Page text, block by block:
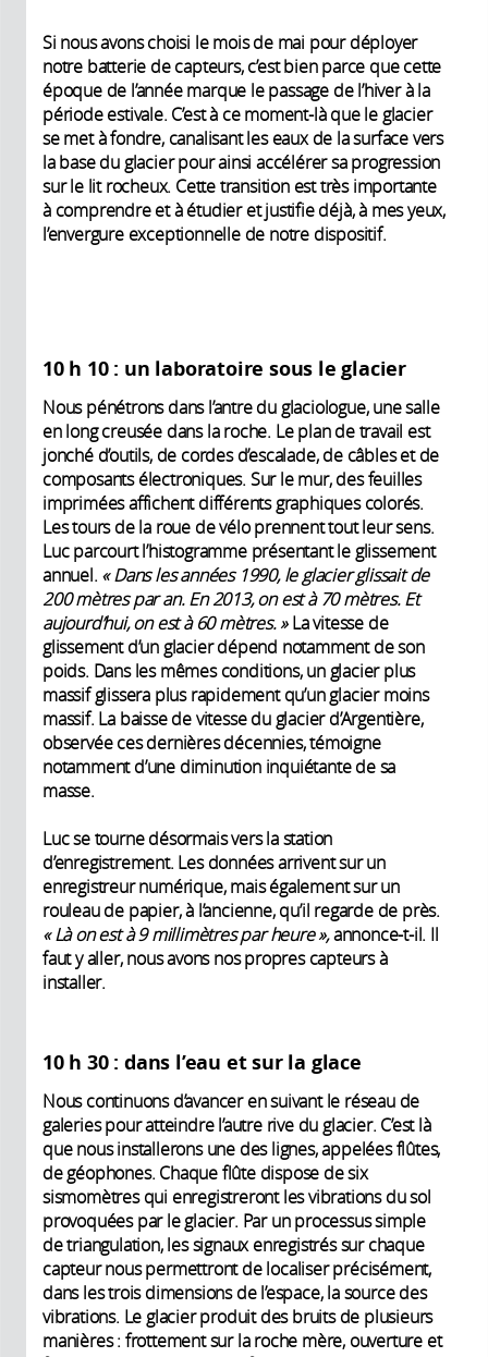
Si nous avons choisi le mois de mai pour déployer
notre batterie de capteurs, c’est bien parce que cette
époque de l’année marque le passage de l’hiver à la
période estivale. C’est à ce moment-là que le glacier
se met à fondre, canalisant les eaux de la surface vers
la base du glacier pour ainsi accélérer sa progression
sur le lit rocheux. Cette transition est très importante
à comprendre et à étudier et justifie déjà, à mes yeux,
l’envergure exceptionnelle de notre dispositif.
10 h 10 : un laboratoire sous le glacier
Nous pénétrons dans l’antre du glaciologue, une salle
en long creusée dans la roche. Le plan de travail est
jonché d’outils, de cordes d’escalade, de câbles et de
composants électroniques. Sur le mur, des feuilles
imprimées affichent différents graphiques colorés.
Les tours de la roue de vélo prennent tout leur sens.
Luc parcourt l’histogramme présentant le glissement
annuel. « Dans les années 1990, le glacier glissait de
200 mètres par an. En 2013, on est à 70 mètres. Et
aujourd’hui, on est à 60 mètres. »La vitesse de
glissement d’un glacier dépend notamment de son
poids. Dans les mêmes conditions, un glacier plus
massif glissera plus rapidement qu’un glacier moins
massif. La baisse de vitesse du glacier d’Argentière,
observée ces dernières décennies, témoigne
notamment d’une diminution inquiétante de sa
masse.
Luc se tourne désormais vers la station
d’enregistrement. Les données arrivent sur un
enregistreur numérique, mais également sur un
rouleau de papier, à l’ancienne, qu’il regarde de près.
« Là on est à 9 millimètres par heure»,annonce-t-il. Il
faut y aller, nous avons nos propres capteurs à
installer.
10 h 30 : dans l’eau et sur la glace
Nous continuons d’avancer en suivant le réseau de
galeries pour atteindre l’autre rive du glacier. C’est là
que nous installerons une des lignes, appelées flûtes,
de géophones. Chaque flûte dispose de six
sismomètres qui enregistreront les vibrations du sol
provoquées par le glacier. Par un processus simple
de triangulation, les signaux enregistrés sur chaque
capteur nous permettront de localiser précisément,
dans les trois dimensions de l’espace, la source des
vibrations. Le glacier produit des bruits de plusieurs
manières : frottement sur la roche mère, ouverture et